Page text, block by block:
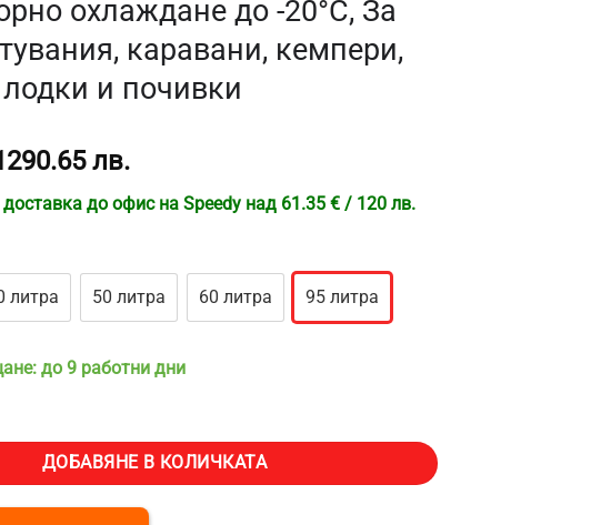
охлаждане до -20°C, За
каравани, кемпери,
и почивки
лв.
доставка до офис на Speedy над 61.35 € / 120 лв.
литра 50 литра 60 литра 95 литра
до 9 работни дни
за къмпинг VEVOR MCD95D1, Обем 95 литра, Две зони, Компресорно
ДОБАВЯНЕ В КОЛИЧКАТА